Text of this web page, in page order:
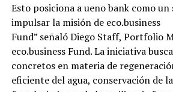
Esto posiciona a ueno bank como
impulsar la misión de eco.business
Fund” señaló Diego Staff, Portfolio
eco.business Fund. La iniciativa
concretos en materia de
eficiente del agua, conservación de